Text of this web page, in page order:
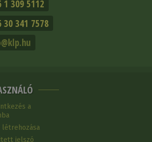
1 309 5112
30 341 7578
a
létrehozása
jelszó